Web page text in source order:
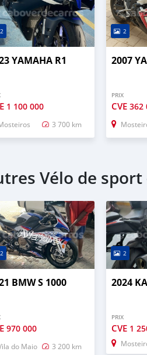
2
YAMAHA R1
1 100 000
3 700 km
2
2007
PRIX
CVE362
Vélo de sport
2
BMW S 1000
970 000
do Maio 3 200 km
2
2024
PRIX
CVE 1